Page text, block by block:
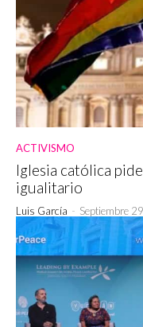
ACTIVISMO
Iglesia católica
igualitario
Luis García - Septiembre